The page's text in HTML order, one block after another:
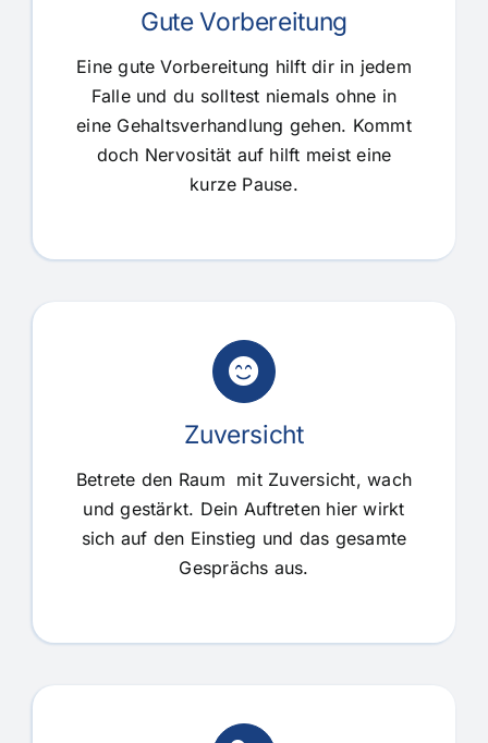
Gute Vorbereitung
Eine gute Vorbereitung hilft dir in jedem
Falle und du solltest niemals ohne in
eine Gehaltsverhandlung gehen. Kommt
doch Nervosität auf hilft meist eine
kurze Pause.
Zuversicht
Betrete den Raum mit Zuversicht, wach
und gestärkt. Dein Auftreten hier wirkt
sich auf den Einstieg und das gesamte
Gesprächs aus.